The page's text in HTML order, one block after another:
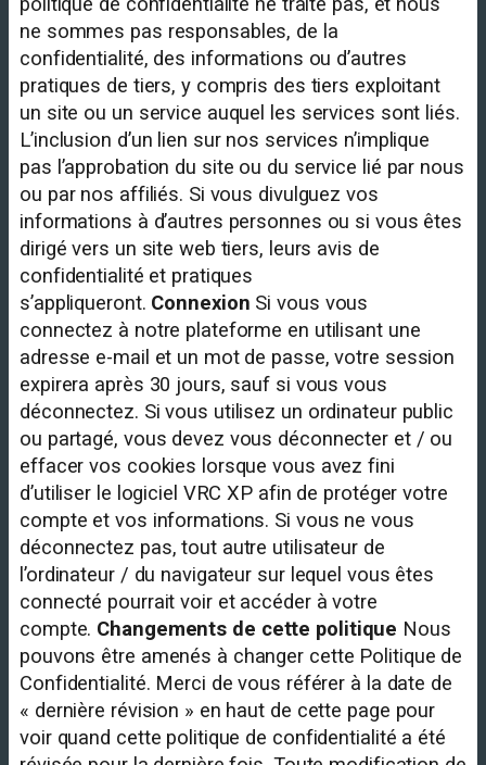
ne sommes pas responsables, de la
confidentialité, des informations ou d’autres
pratiques de tiers, y compris des tiers exploitant
un site ou un service auquel les services sont liés.
L’inclusion d’un lien sur nos services n’implique
pas l’approbation du site ou du service lié par nous
ou par nos affiliés. Si vous divulguez vos
informations à d’autres personnes ou si vous êtes
dirigé vers un site web tiers, leurs avis de
confidentialité et pratiques
s’appliqueront. Connexion Si vous vous
connectez à notre plateforme en utilisant une
adresse e-mail et un mot de passe, votre session
expirera après 30 jours, sauf si vous vous
déconnectez. Si vous utilisez un ordinateur public
ou partagé, vous devez vous déconnecter et / ou
effacer vos cookies lorsque vous avez fini
d’utiliser le logiciel VRC XP afin de protéger votre
compte et vos informations. Si vous ne vous
déconnectez pas, tout autre utilisateur de
l’ordinateur / du navigateur sur lequel vous êtes
connecté pourrait voir et accéder à votre
compte. Changements de cette politique Nous
pouvons être amenés à changer cette Politique de
Confidentialité. Merci de vous référer à la date de
« dernière révision » en haut de cette page pour
voir quand cette politique de confidentialité a été